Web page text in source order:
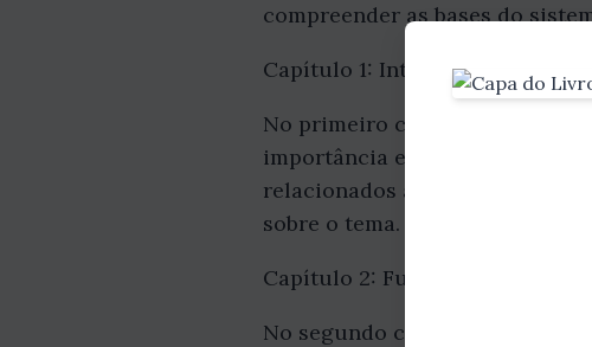
compreender as bases do
Capítulo 1: Introdução ao
No primeiro capítulo, o autor
importância e relevância para
relacionados à matéria, de
sobre o tema.
Capítulo 2: Fundamentos do
No segundo capítulo, o autor